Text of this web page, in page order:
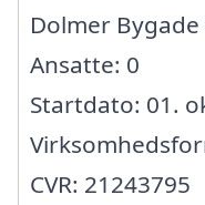
Dolmer
Ansatte: 0
Startdato: 01.
CVR: 21243795